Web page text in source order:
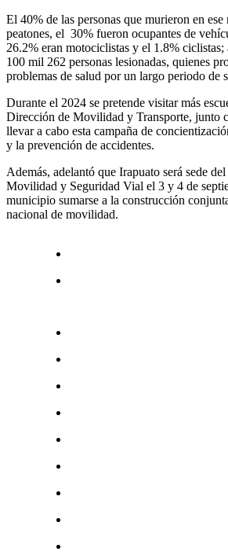
El 40% de las personas que murieron en
peatones, el 30% fueron ocupantes de
26.2% eran motociclistas y el 1.8% ciclistas;
100 mil 262 personas lesionadas, quienes
problemas de salud por un largo periodo de
Durante el 2024 se pretende visitar más
Dirección de Movilidad y Transporte, junto
llevar a cabo esta campaña de
y la prevención de accidentes.
Además, adelantó que Irapuato será sede
Movilidad y Seguridad Vial el 3 y 4 de
municipio sumarse a la construcción
nacional de movilidad.